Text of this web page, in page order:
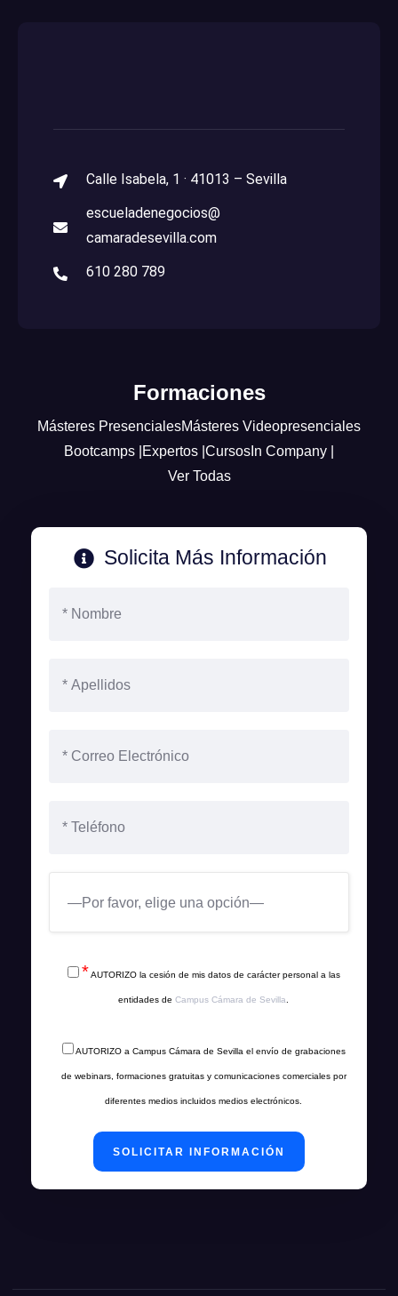
Calle Isabela, 1 · 41013 – Sevilla
escueladenegocios@
camaradesevilla.com
610 280 789
Formaciones
Másteres PresencialesMásteres Videopresenciales
Bootcamps | Expertos | Cursos In Company |
Ver Todas
Solicita Más Información
* AUTORIZO la cesión de mis datos de carácter personal a las
entidades de Campus Cámara de Sevilla
AUTORIZO a Campus Cámara de Sevilla el envío de grabaciones
de webinars, formaciones gratuitas y comunicaciones comerciales por
diferentes medios incluidos medios electrónicos.